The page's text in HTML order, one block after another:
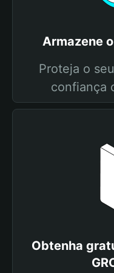
Armazene
Proteja o
confiança
Obtenha